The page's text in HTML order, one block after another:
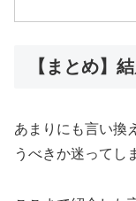
【まとめ】
あまりにも言い換
うべきか迷ってし